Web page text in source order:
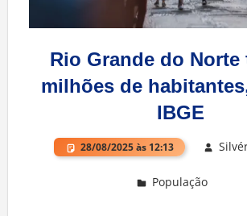
Rio Grande do Norte
milhões de
IBGE
28/08/2025 às 12:13
População